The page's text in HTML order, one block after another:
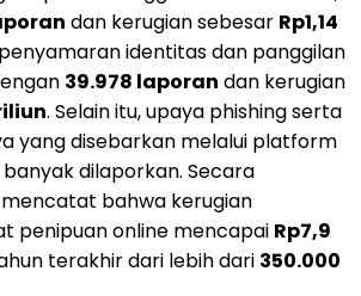
dan kerugian sebesar Rp1,14
identitas dan panggilan
39.978 laporan dan kerugian
. Selain itu, upaya phishing serta
yang disebarkan melalui platform
dilaporkan. Secara
mencatat bahwa kerugian
penipuan online mencapai Rp7,9
terakhir dari lebih dari 350.000